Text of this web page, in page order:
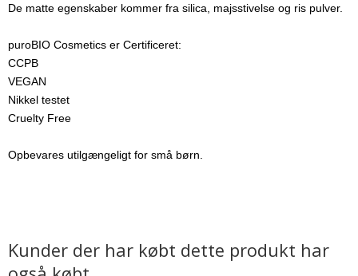
De matte egenskaber kommer fra silica, majsstivelse og ris pulver.
puroBIO Cosmetics er Certificeret:
CCPB
VEGAN
Nikkel testet
Cruelty Free
Opbevares utilgængeligt for små børn.
Kunder der har købt dette produkt har